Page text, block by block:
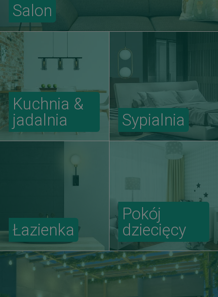
Salon
Kuchnia &
jadalnia
Sypialnia
Łazienka
Pokój
dziecięcy